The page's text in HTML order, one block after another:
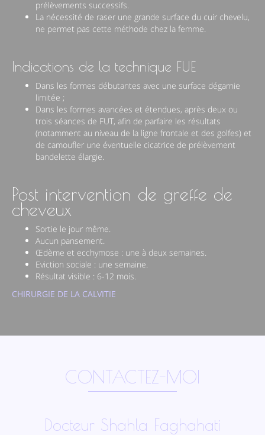
prélèvements successifs.
La nécessité de raser une grande surface du cuir chevelu,
ne permet pas cette méthode chez la femme.
Indications de la technique FUE
Dans les formes débutantes avec une surface dégarnie
limitée ;
Dans les formes avancées et étendues, après deux ou
trois séances de FUT, afin de parfaire les résultats
(notamment au niveau de la ligne frontale et des golfes) et
de camoufler une éventuelle cicatrice de prélèvement
bandelette élargie.
Post intervention de greffe de
cheveux
Sortie le jour même.
Aucun pansement.
Œdème et ecchymose : une à deux semaines.
Eviction sociale : une semaine.
Résultat visible : 6-12 mois.
CHIRURGIE DE LA CALVITIE
CONTACTEZ-MOI
Docteur Shahla Faghahati